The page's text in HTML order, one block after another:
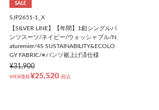
SALE
SJP2651-1_X
【SILVER LINE】【年間】1釦シングルパ
ンツスーツ/ネイビー/ウォッシャブル/N
aturemier/4S SUSTAINABILITY&ECOLO
GY FABRIC/※パンツ裾上げ済仕様
¥31,900
WEB価格¥25,520 税込